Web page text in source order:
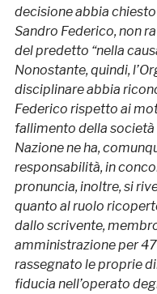
decisione abbia
Sandro Federico, non
del predetto “nella
Nonostante, quindi,
disciplinare abbia
Federico rispetto ai
fallimento della società
Nazione ne ha,
responsabilità, in
pronuncia, inoltre, si
quanto al ruolo
dallo scrivente,
amministrazione per
rassegnato le proprie
fiducia nell’operato